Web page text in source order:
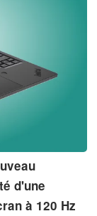
d'une
à 120 Hz